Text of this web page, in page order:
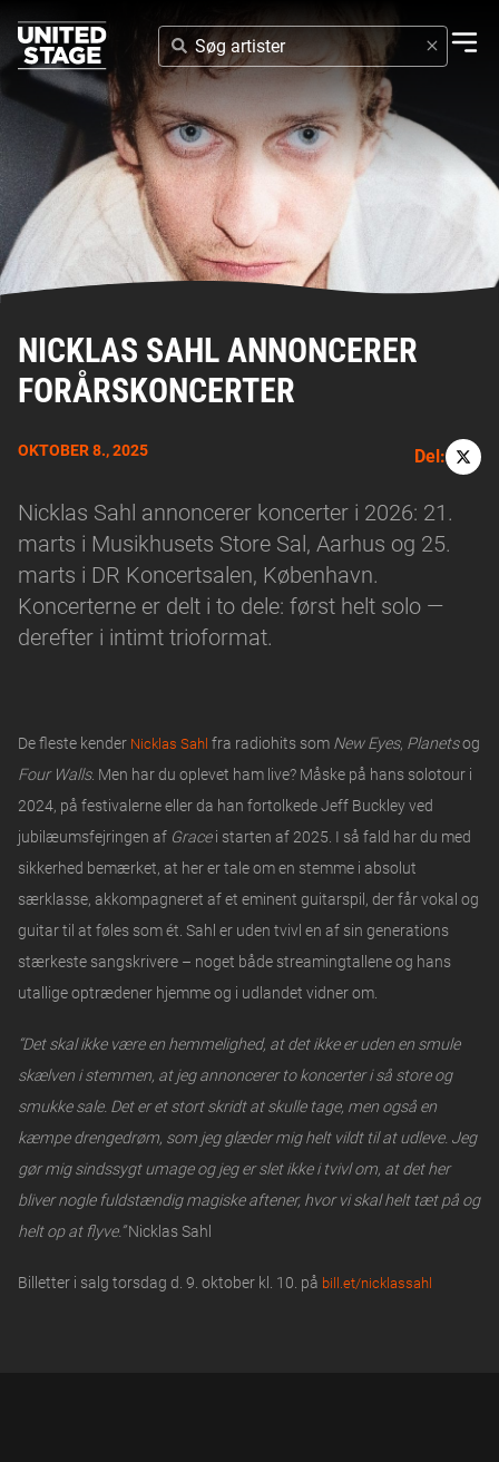
SØG
ARTISTER
NICKLAS SAHL ANNONCERER
FORÅRSKONCERTER
OKTOBER 8., 2025 Del:
Nicklas Sahl annoncerer koncerter i 2026: 21.
marts i Musikhusets Store Sal, Aarhus og 25.
marts i DR Koncertsalen, København.
Koncerterne er delt i to dele: først helt solo —
derefter i intimt trioformat.
De fleste kender Nicklas Sahl fra radiohits som New Eyes, Planetsog
Four Walls. Men har du oplevet ham live? Måske på hans solotour i
2024, på festivalerne eller da han fortolkede Jeff Buckley ved
jubilæumsfejringen af Gracei starten af 2025. I så fald har du med
sikkerhed bemærket, at her er tale om en stemme i absolut
særklasse, akkompagneret af et eminent guitarspil, der får vokal og
guitar til at føles som ét. Sahl er uden tvivl en af sin generations
stærkeste sangskrivere – noget både streamingtallene og hans
utallige optrædener hjemme og i udlandet vidner om.
“Det skal ikke være en hemmelighed, at det ikke er uden en smule
skælven i stemmen, at jeg annoncerer to koncerter i så store og
smukke sale. Det er et stort skridt at skulle tage, men også en
kæmpe drengedrøm, som jeg glæder mig helt vildt til at udleve. Jeg
gør mig sindssygt umage og jeg er slet ikke i tvivl om, at det her
bliver nogle fuldstændig magiske aftener, hvor vi skal helt tæt på og
helt op at flyve.”Nicklas Sahl
Billetter i salg torsdag d. 9. oktober kl. 10. på bill.et/nicklassahl